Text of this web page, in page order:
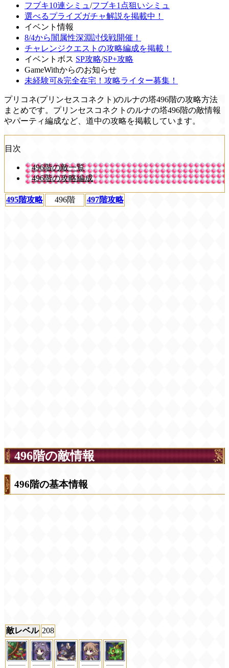
フブキ10連シミュ /フブキ1点狙いシミュ
選べるプライズガチャ解説を掲載中！
イベント情報
8/4から闇属性深淵討伐戦開催！
チャレンジクエストの攻略編成を掲載！
イベントボス SP攻略/SP+攻略
GameWithからのお知らせ
未経験可&完全在宅！攻略ライター募集！
プリコネ(プリンセスコネクト)のルナの塔496階の攻略方法
まとめです。プリンセスコネクトのルナの塔496階の敵情報
やパーティ編成など、道中の攻略を掲載しています。
目次
496階の敵一覧
496階の攻略編成
495階攻略 496階 497階攻略
496階の敵情報
496階の基本情報
敵レベル 208